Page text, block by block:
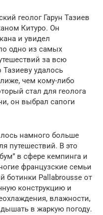
геолог Гарун Тазиев
Китуро. Он
и увидел
одно из самых
за всю
удалось
чем кому-либо
стал для геолога
он выбрал сапоги
намного больше
путешествий. В это
в сфере кемпинга и
французские семьи
ботинки Pallabrousse от
конструкцию и
влажности,
в жаркую погоду.